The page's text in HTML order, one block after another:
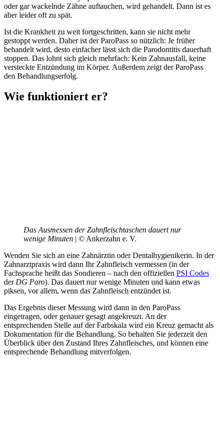
oder gar wackelnde Zähne auftauchen, wird gehandelt. Dann ist es
aber leider oft zu spät.
Ist die Krankheit zu weit fortgeschritten, kann sie nicht mehr
gestoppt werden. Daher ist der ParoPass so nützlich: Je früher
behandelt wird, desto einfacher lässt sich die Parodontitis dauerhaft
stoppen. Das lohnt sich gleich mehrfach: Kein Zahnausfall, keine
versteckte Entzündung im Körper. Außerdem zeigt der ParoPass
den Behandlungserfolg.
Wie funktioniert er?
Das Ausmessen der Zahnfleischtaschen dauert nur
wenige Minuten | © Ankerzahn e. V.
Wenden Sie sich an eine Zahnärztin oder Dentalhygienikerin. In der
Zahnarztpraxis wird dann Ihr Zahnfleisch vermessen (in der
Fachsprache heißt das Sondieren – nach den offiziellen PSI Codes
der DG Paro). Das dauert nur wenige Minuten und kann etwas
piksen, vor allem, wenn das Zahnfleisch entzündet ist.
Das Ergebnis dieser Messung wird dann in den ParoPass
eingetragen, oder genauer gesagt angekreuzt. An der
entsprechenden Stelle auf der Farbskala wird ein Kreuz gemacht als
Dokumentation für die Behandlung. So behalten Sie jederzeit den
Überblick über den Zustand Ihres Zahnfleisches, und können eine
entsprechende Behandlung mitverfolgen.